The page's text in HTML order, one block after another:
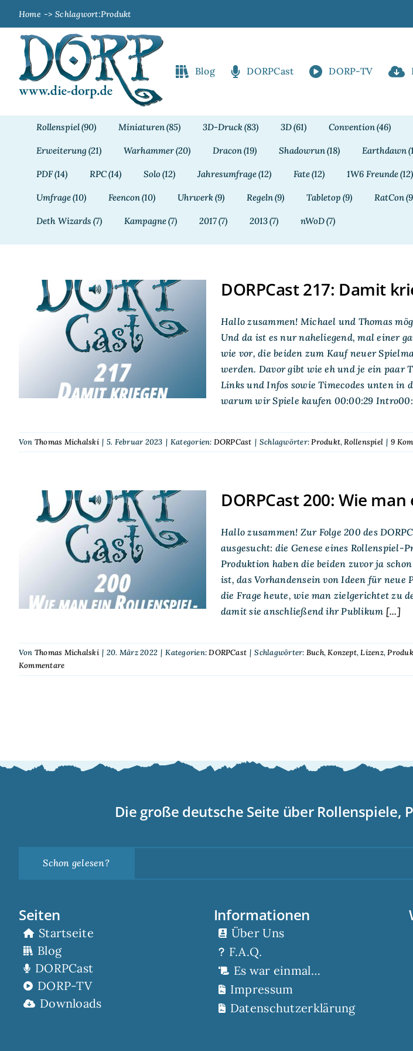
springen
Home Schlagwort:Produkt
Blog DORPCast DORP-TV
Rollenspiel(90) Miniaturen(85) 3D-Druck(83) 3D(61) Convention(46)
Erweiterung (21) Warhammer(20) Dracon(19) Shadowrun(18) Earthdawn
PDF(14) RPC(14) Solo(12) Jahresumfrage(12) Fate(12) 1W6 Freunde(12)
Umfrage(10) Feencon(10) Uhrwerk(9) Regeln(9) Tabletop (9) RatCon
Deth Wizards (7) Kampagne(7) 2017(7) 2013(7) nWoD(7)
DORPCast 217: Damit
kriegen sie uns –
warum wir Spiele
kaufen
DORPCast 217: Damit
Hallo zusammen! Michael und Thomas
Und da ist es nur naheliegend, mal einer
wie vor, die beiden zum Kauf neuer
werden. Davor gibt wie eh und je ein paar
Links und Infos sowie Timecodes unten in
warum wir Spiele kaufen 00:00:29
Von Thomas Michalski | 5. Februar 2023 | Kategorien: DORPCast | Schlagwörter:Produkt,Rollenspiel | 9
DORPCast 200: Wie
man ein
Rollenspielprodukt
konzipiert
DORPCast 200: Wie
Hallo zusammen! Zur Folge 200 des
ausgesucht: die Genese eines
Produktion haben die beiden zuvor ja
ist, das Vorhandensein von Ideen für neue
die Frage heute, wie man zielgerichtet zu
damit sie anschließend ihr Publikum [...]
Von Thomas Michalski | 20. März 2022 | Kategorien:DORPCast | Schlagwörter: Buch,Konzept,Lizenz,
Kommentare
Die große deutsche Seite über Rollenspiele,
Schon gelesen?
Seiten
Startseite
Blog
DORPCast
DORP-TV
Downloads
Informationen
Über Uns
F.A.Q.
Es war einmal…
Impressum
Datenschutzerklärung